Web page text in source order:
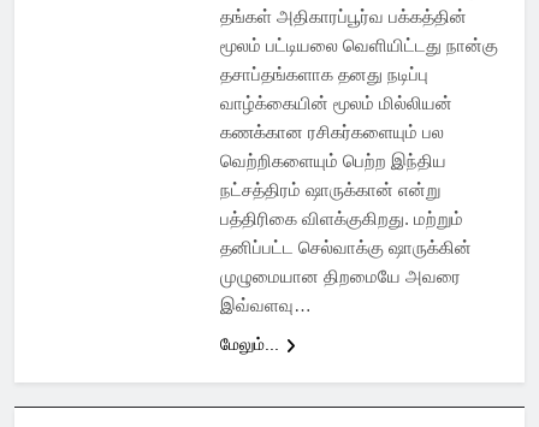
தங்கள் அதிகாரப்பூர்வ பக்கத்தின்
மூலம் பட்டியலை வெளியிட்டது நான்கு
தசாப்தங்களாக தனது நடிப்பு
வாழ்க்கையின் மூலம் மில்லியன்
கணக்கான ரசிகர்களையும் பல
வெற்றிகளையும் பெற்ற இந்திய
நட்சத்திரம் ஷாருக்கான் என்று
பத்திரிகை விளக்குகிறது. மற்றும்
தனிப்பட்ட செல்வாக்கு ஷாருக்கின்
முழுமையான திறமையே அவரை
இவ்வளவு…
மேலும்...